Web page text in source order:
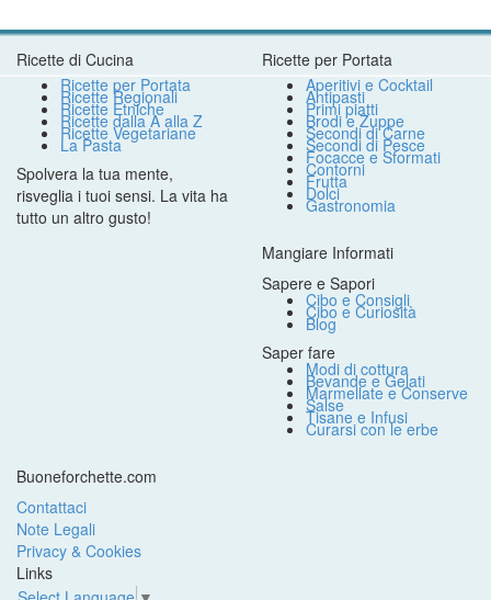
Ricette di Cucina
Ricette per Portata
Ricette Regionali
Ricette Etniche
Ricette dalla A alla Z
Ricette Vegetariane
La Pasta
Spolvera la tua mente,
risveglia i tuoi sensi. La vita ha
tutto un altro gusto!
Ricette per Portata
Aperitivi e Cocktail
Antipasti
Primi piatti
Brodi e Zuppe
Secondi di Carne
Secondi di Pesce
Focacce e Sformati
Contorni
Frutta
Dolci
Gastronomia
Mangiare Informati
Sapere e Sapori
Cibo e Consigli
Cibo e Curiosità
Blog
Saper fare
Modi di cottura
Bevande e Gelati
Marmellate e Conserve
Salse
Tisane e Infusi
Curarsi con le erbe
Buoneforchette.com
Contattaci
Note Legali
Privacy & Cookies
Links